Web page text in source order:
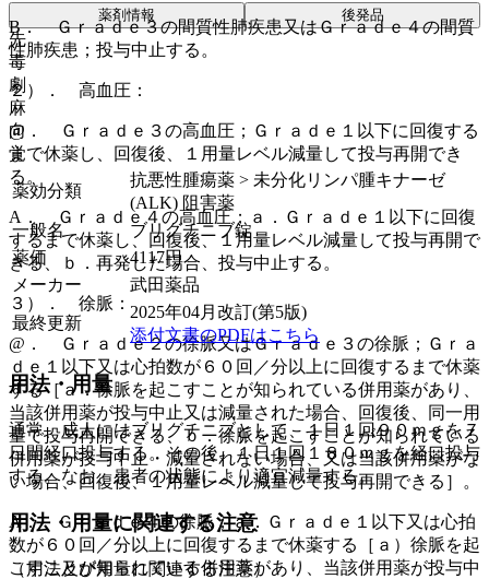
B． Ｇｒａｄｅ３の間質性肺疾患又はＧｒａｄｅ４の間質
性肺疾患；投与中止する。
２）． 高血圧：
@． Ｇｒａｄｅ３の高血圧；Ｇｒａｄｅ１以下に回復する
まで休薬し、回復後、１用量レベル減量して投与再開でき
る。
A． Ｇｒａｄｅ４の高血圧；ａ．Ｇｒａｄｅ１以下に回復
するまで休薬し、回復後、１用量レベル減量して投与再開で
きる、ｂ．再発した場合、投与中止する。
３）． 徐脈：
@． Ｇｒａｄｅ２の徐脈又はＧｒａｄｅ３の徐脈；Ｇｒａ
ｄｅ１以下又は心拍数が６０回／分以上に回復するまで休薬
する［ａ．徐脈を起こすことが知られている併用薬があり、
当該併用薬が投与中止又は減量された場合、回復後、同一用
量で投与再開できる、ｂ．徐脈を起こすことが知られている
併用薬が投与中止・減量されない場合、又は当該併用薬がな
い場合、回復後、１用量レベル減量して投与再開できる］。
A． Ｇｒａｄｅ４の徐脈；ａ．Ｇｒａｄｅ１以下又は心拍
数が６０回／分以上に回復するまで休薬する［ａ）徐脈を起
こすことが知られている併用薬があり、当該併用薬が投与中
薬剤情報 後発品
先
毒
劇
麻
向
覚
薬効分類
抗悪性腫瘍薬 > 未分化リンパ腫キナーゼ
(ALK) 阻害薬
一般名
ブリグチニブ錠
薬価
4117円
メーカー
武田薬品
最終更新
2025年04月改訂(第5版)
添付文書のPDFはこちら
用法・用量
通常、成人にはブリグチニブとして、１日１回９０ｍｇを７
日間経口投与する。その後、１日１回１８０ｍｇを経口投与
する。なお、患者の状態により適宜減量する。
用法・用量に関連する注意
（用法及び用量に関連する注意）